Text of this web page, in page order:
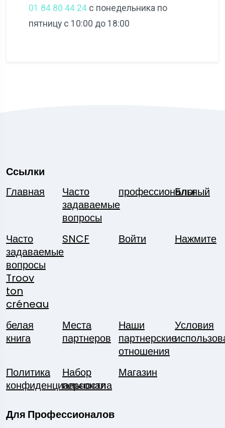
01 84 80 44 24 с понедельника по
пятницу с 10:00 до 18:00
Ссылки
Главная
Часто
задаваемые
вопросы
профессиональный
Блог
Часто
задаваемые
вопросы
Troov
ton
créneau
SNCF Войти Нажмите
белая
книга
Места
партнеров
Наши
партнерские
отношения
Условия
Политика
конфиденциальности
Набор
персонала
Магазин
Для Профессионалов